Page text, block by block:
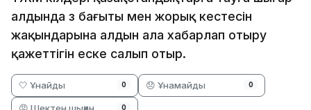
алдында өз бағыты мен жорық кестесін
жақындарына алдын ала хабарлап отыру
қажеттігін еске салып отыр.
🤍 Ұнайды 0 😞 Ұнамайды 0
0